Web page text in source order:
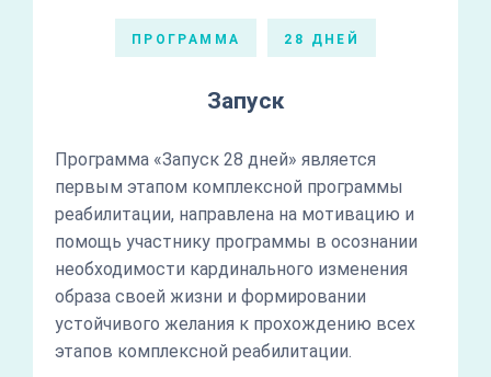
ПРОГРАММА 28 ДНЕЙ
Запуск
Программа «Запуск 28 дней» является
первым этапом комплексной программы
реабилитации, направлена на мотивацию и
помощь участнику программы в осознании
необходимости кардинального изменения
образа своей жизни и формировании
устойчивого желания к прохождению всех
этапов комплексной реабилитации.